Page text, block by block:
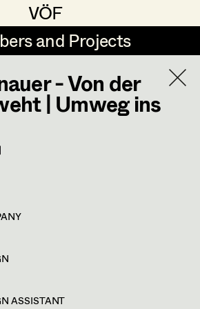
VÖF
VÖF
and Projects
and Projects
HOME
Log in
Hareiter
Manns-Au
- Von der
| Umweg ins
ASSISTANT